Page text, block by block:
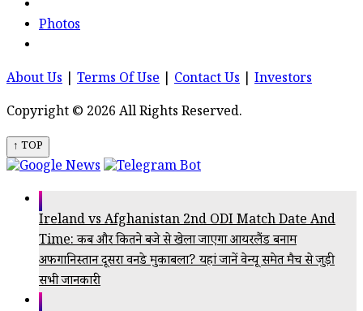
Photos
About Us Terms Of Use Contact Us
Investors
Copyright © 2026 All Rights Reserved.
↑ TOP
Ireland vs Afghanistan 2nd ODI Match Date And
Time: कब और कितने बजे से खेला जाएगा आयरलैंड बनाम
अफगानिस्तान दूसरा वनडे मुकाबला? यहां जानें वेन्यू समेत मैच से जुड़ी
सभी जानकारी